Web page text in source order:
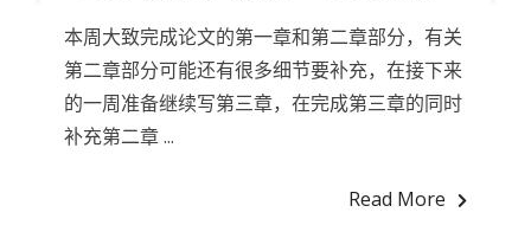
本周大致完成论文的第一章和第二章部分，有关
第二章部分可能还有很多细节要补充，在接下来
的一周准备继续写第三章，在完成第三章的同时
补充第二章 ...
Read More